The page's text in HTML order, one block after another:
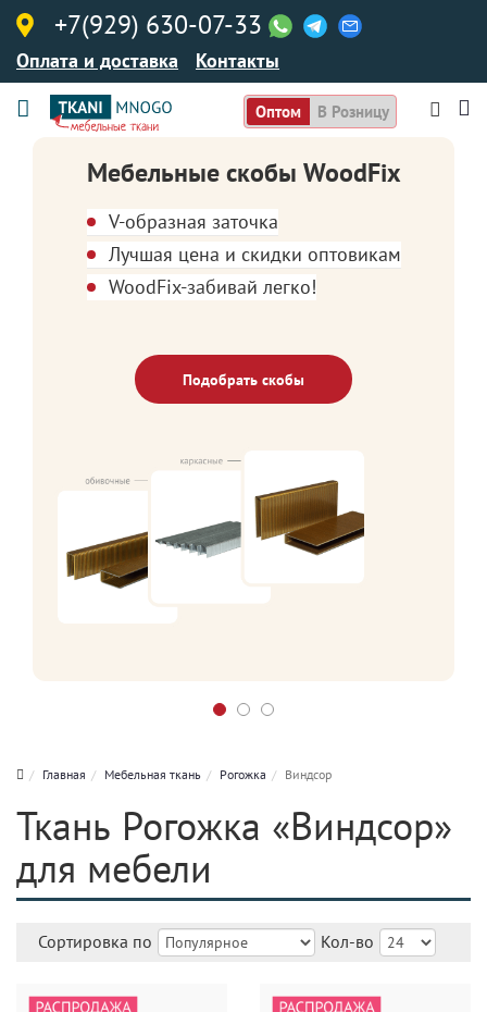
+7(929) 630-07-33
Оплата и доставка Контакты
Оптом В Розницу
Мебельные скобы WoodFix
V-образная заточка
Лучшая цена и скидки оптовикам
WoodFix-забивай легко!
Подобрать скобы
Главная Мебельная ткань Рогожка Виндсор
Ткань Рогожка «Виндсор»
для мебели
Сортировка по Кол-во